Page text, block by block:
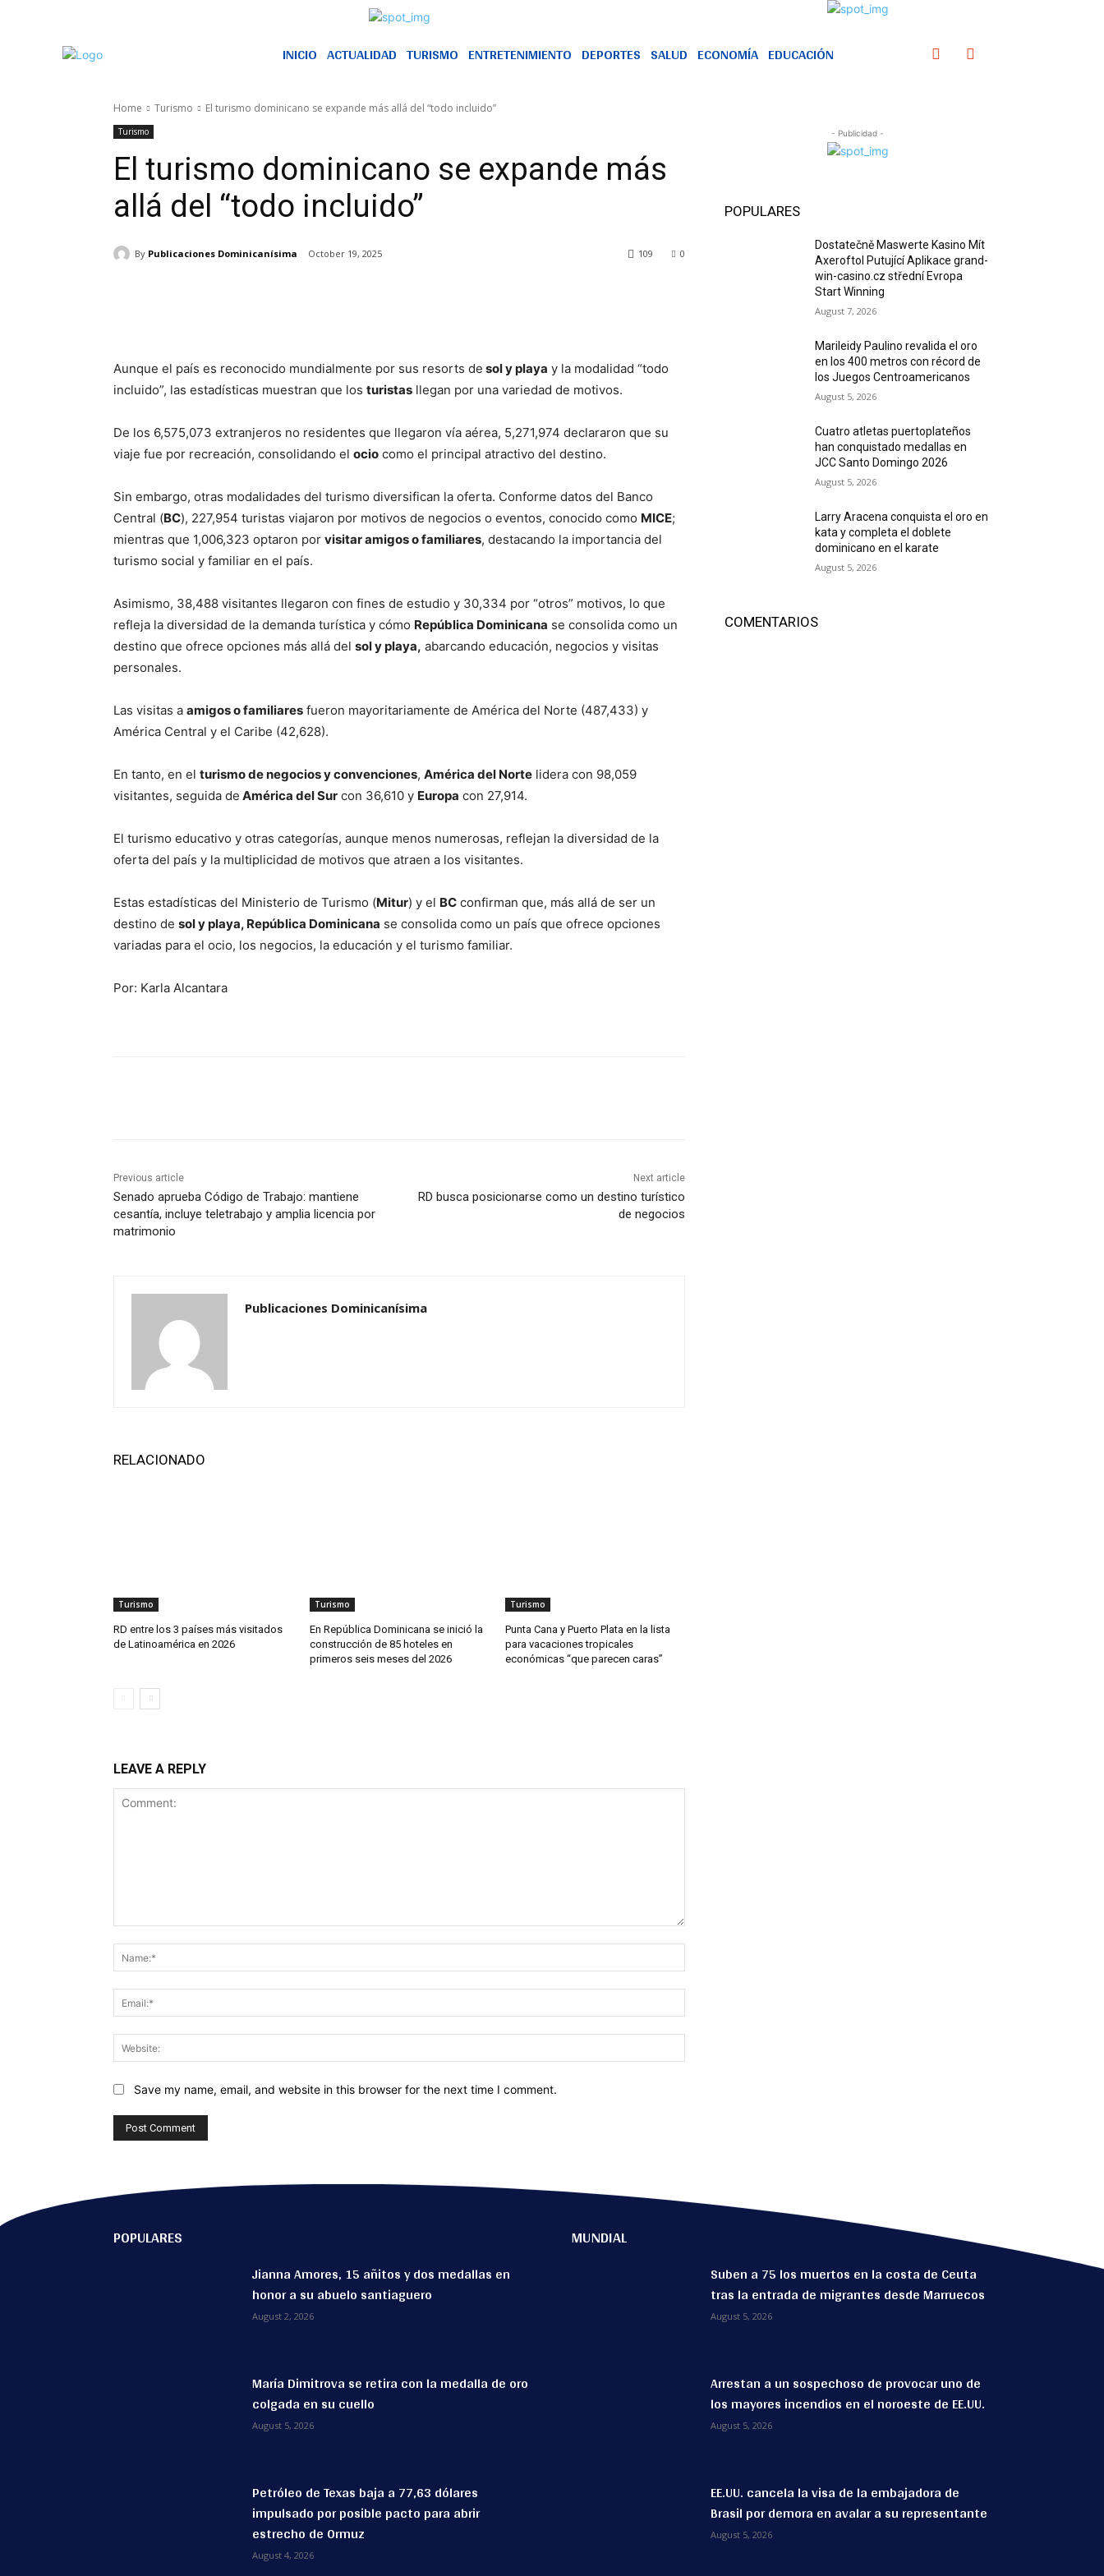
INICIO ACTUALIDAD TURISMO ENTRETENIMIENTO DEPORTES SALUD ECONOMÍA EDUCACIÓN
Home Turismo El turismo dominicano se expande más allá del “todo incluido”
Turismo
El turismo dominicano se expande más
allá del “todo incluido”
By Publicaciones Dominicanísima October 19, 2025 0
109
Aunque el país es reconocido mundialmente por sus resorts de sol y playa y la modalidad “todo
incluido”, las estadísticas muestran que los turistas llegan por una variedad de motivos.
De los 6,575,073 extranjeros no residentes que llegaron vía aérea, 5,271,974 declararon que su
viaje fue por recreación, consolidando el ocio como el principal atractivo del destino.
Sin embargo, otras modalidades del turismo diversifican la oferta. Conforme datos del Banco
Central (BC), 227,954 turistas viajaron por motivos de negocios o eventos, conocido como MICE;
mientras que 1,006,323 optaron por visitar amigos o familiares, destacando la importancia del
turismo social y familiar en el país.
Asimismo, 38,488 visitantes llegaron con fines de estudio y 30,334 por “otros” motivos, lo que
refleja la diversidad de la demanda turística y cómo República Dominicana se consolida como un
destino que ofrece opciones más allá del sol y playa, abarcando educación, negocios y visitas
personales.
Las visitas a amigos o familiares fueron mayoritariamente de América del Norte (487,433) y
América Central y el Caribe (42,628).
En tanto, en el turismo de negocios y convenciones, América del Norte lidera con 98,059
visitantes, seguida de América del Sur con 36,610 y Europa con 27,914.
El turismo educativo y otras categorías, aunque menos numerosas, reflejan la diversidad de la
oferta del país y la multiplicidad de motivos que atraen a los visitantes.
Estas estadísticas del Ministerio de Turismo (Mitur) y el BC confirman que, más allá de ser un
destino de sol y playa, República Dominicana se consolida como un país que ofrece opciones
variadas para el ocio, los negocios, la educación y el turismo familiar.
Por: Karla Alcantara
Previous article
Senado aprueba Código de Trabajo: mantiene
cesantía, incluye teletrabajo y amplia licencia por
matrimonio
Next article
RD busca posicionarse como un destino turístico
de negocios
Publicaciones Dominicanísima
RELACIONADO
Turismo
RD entre los 3 países más visitados
de Latinoamérica en 2026
Turismo
En República Dominicana se inició la
construcción de 85 hoteles en
primeros seis meses del 2026
Turismo
Punta Cana y Puerto Plata en la lista
para vacaciones tropicales
económicas “que parecen caras”
LEAVE A REPLY
Save my name, email, and website in this browser for the next time I comment.
- Publicidad -
POPULARES
Dostatečně Maswerte Kasino Mít
Axeroftol Putující Aplikace grand-
win-casino.cz střední Evropa
Start Winning
August 7, 2026
Marileidy Paulino revalida el oro
en los 400 metros con récord de
los Juegos Centroamericanos
August 5, 2026
Cuatro atletas puertoplateños
han conquistado medallas en
JCC Santo Domingo 2026
August 5, 2026
Larry Aracena conquista el oro en
kata y completa el doblete
dominicano en el karate
August 5, 2026
COMENTARIOS
POPULARES
Jianna Amores, 15 añitos y dos medallas en
honor a su abuelo santiaguero
August 2, 2026
María Dimitrova se retira con la medalla de oro
colgada en su cuello
August 5, 2026
Petróleo de Texas baja a 77,63 dólares
impulsado por posible pacto para abrir
estrecho de Ormuz
August 4, 2026
MUNDIAL
Suben a 75 los muertos en la costa de Ceuta
tras la entrada de migrantes desde Marruecos
August 5, 2026
Arrestan a un sospechoso de provocar uno de
los mayores incendios en el noroeste de EE.UU.
August 5, 2026
EE.UU. cancela la visa de la embajadora de
Brasil por demora en avalar a su representante
August 5, 2026